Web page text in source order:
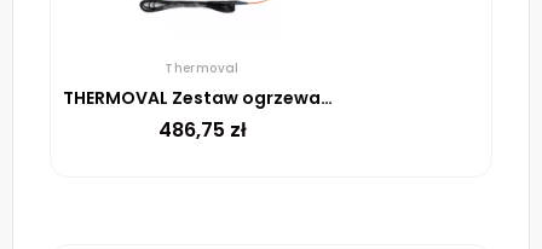
Thermoval
THERMOVAL Zestaw ogrzewania podłogowego – mata TV TO 1,5m² 170W/m² regulator TVT 04 ED biały
486,75 zł